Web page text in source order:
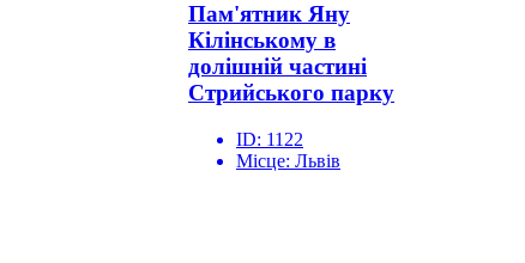
Пам'ятник Яну
Кілінському в
долішній частині
Стрийського парку
ID: 1122
Місце: Львів